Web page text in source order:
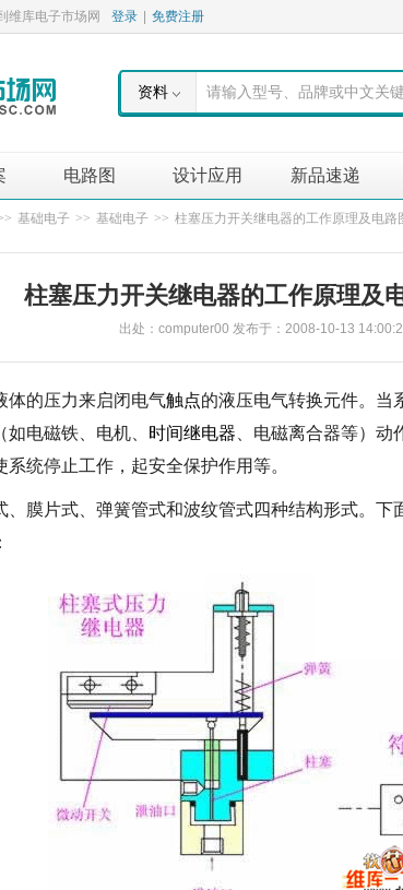
维库电子市场网 登录 免费注册
资料
电路图 设计应用 新品速递
基础电子 >> 基础电子 >> 柱塞压力开关继电器的工作原理及电路
柱塞压力开关继电器的工作原理及
出处：computer00 发布于：2008-10-13
体的压力来启闭电气触点的液压电气转换元件。当
电磁铁、电机、 时间继电器 、电磁离合器等）
统停止工作，起安全保护作用等。
片式、弹簧管式和波纹管式四种结构形式。下